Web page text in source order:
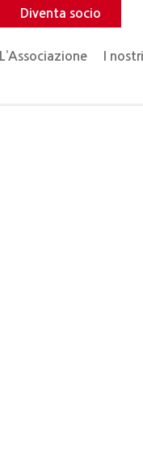
Diventa socio
L’Associazione I